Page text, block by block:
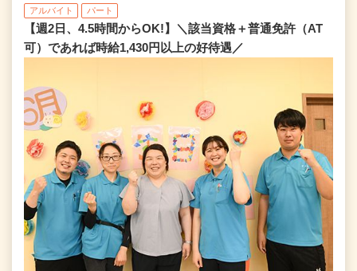
アルバイト パート
【週2日、4.5時間からOK!】＼該当資格＋普通免許（AT
可）であれば時給1,430円以上の好待遇／